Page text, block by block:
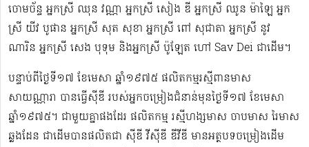
ចោម​ច័ន្ទ អ្នកស្រី ឈុន វណ្ណា អ្នកស្រី សៀង ឌី អ្នកស្រី ឈូន ម៉ាឡៃ អ្នក
ស្រី យីវ​ បូផាន​ អ្នកស្រី​ សុត សុខា អ្នកស្រី ពៅ សុជាតា អ្នកស្រី នូវ
ណារិន អ្នកស្រី សេង បុទុម និងអ្នកស្រី ប៉ូឡែត ហៅ Sav Dei ជាដើម។
បន្ទាប់​ពីថ្ងៃទី១៧ ខែមេសា ឆ្នាំ១៩៧៥​ ផលិតកម្មរស្មីពានមាស
សាយណ្ណារា បានធ្វើស៊ីឌី ​របស់អ្នកចម្រៀងជំនាន់មុនថ្ងៃទី១៧ ខែមេសា
ឆ្នាំ១៩៧៥។ ជាមួយគ្នាផងដែរ ផលិតកម្ម រស្មីហង្សមាស ចាបមាស រៃមាស​
ឆ្លងដែន ជាដើមបានផលិតជា ស៊ីឌី វីស៊ីឌី ឌីវីឌី មានអត្ថបទចម្រៀងដើម